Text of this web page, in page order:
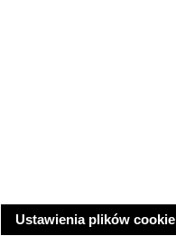
Ustawienia plików cookie